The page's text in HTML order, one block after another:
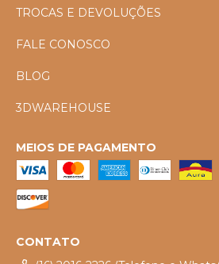
TROCAS E DEVOLUÇÕES
FALE CONOSCO
BLOG
3DWAREHOUSE
MEIOS DE PAGAMENTO
CONTATO